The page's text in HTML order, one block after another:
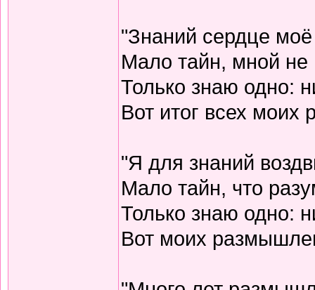
"Знаний сердце
Мало тайн, мной не
Только знаю одно:
Вот итог всех моих
"Я для знаний
Мало тайн, что
Только знаю одно:
Вот моих